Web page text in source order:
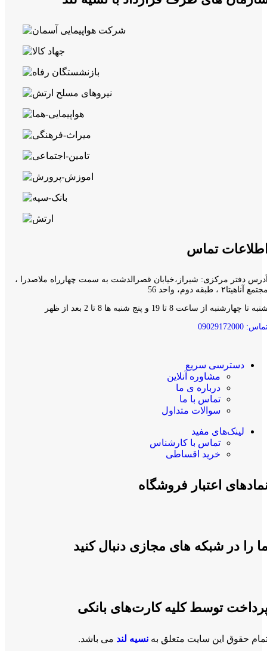
تماس
دفتر مرکزی: شیراز،خیابان قصرالدشت به سمت چهارراه ملاصدرا ،
آناهیتا۲ ، طبقه دوم، واحد 56
تا چهارشنبه از ساعت 8 تا 19 و پنج شنبه ها 8 تا 2 بعد از ظهر
09029172000
دسترسی سریع
مشاوره آنلاین
درباره ی ما
تماس با ما
سوالات متداول
لینک‌های مفید
تماس با کارشناس
خرید اقساطی
اعتبار فروشگاه
را در شبکه های مجازی دنبال کنید
توسط کلیه کارت‌های بانکی
حقوق این سایت متعلق به نسیه لند می باشد.